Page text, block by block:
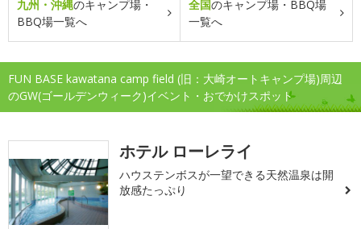
九州・沖縄のキャンプ場・
BBQ場一覧へ
全国のキャンプ場・BBQ場
一覧へ
FUN BASE kawatana camp field (旧：大崎オートキャンプ場)周辺
のGW(ゴールデンウィーク)イベント・おでかけスポット
ホテル ローレライ
ハウステンボスが一望できる天然温泉は開
放感たっぷり